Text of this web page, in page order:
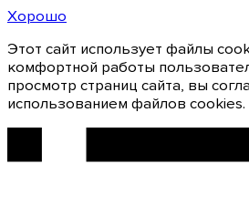
Хорошо
Этот сайт использует файлы
комфортной работы
просмотр страниц сайта, вы
использованием файлов cookies.